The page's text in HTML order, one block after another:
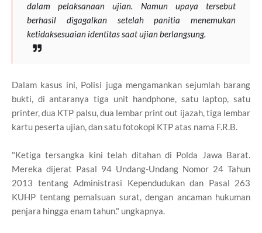
dalam pelaksanaan ujian. Namun upaya tersebut
berhasil digagalkan setelah panitia menemukan
ketidaksesuaian identitas saat ujian berlangsung.
Dalam kasus ini, Polisi juga mengamankan sejumlah barang
bukti, di antaranya tiga unit handphone, satu laptop, satu
printer, dua KTP palsu, dua lembar print out ijazah, tiga lembar
kartu peserta ujian, dan satu fotokopi KTP atas nama F.R.B.
"Ketiga tersangka kini telah ditahan di Polda Jawa Barat.
Mereka dijerat Pasal 94 Undang-Undang Nomor 24 Tahun
2013 tentang Administrasi Kependudukan dan Pasal 263
KUHP tentang pemalsuan surat, dengan ancaman hukuman
penjara hingga enam tahun." ungkapnya.